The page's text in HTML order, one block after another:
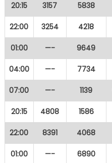
20:15 3157 5838
22:00 3254 4218
01:00 —- 9649
04:00 —- 7734
07:00 —- 1139
20:15 4808 1586
22:00 8391 4068
01:00 —- 6890